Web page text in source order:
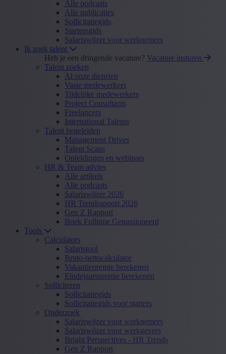
Alle podcasts
Alle publicaties
Sollicitatiegids
Startersgids
Salariswijzer voor werknemers
Ik zoek talent
Heb je een dringende vacature? Vacature insturen
Talent zoeken
Al onze diensten
Vaste medewerkers
Tijdelijke medewerkers
Project Consultants
Freelancers
International Talents
Talent begeleiden
Management Drives
Talent Scans
Opleidingen en webinars
HR & Team advies
Alle artikels
Alle podcasts
Salariswijzer 2026
HR Trendrapport 2026
Gen Z Rapport
Boek Fulltime Gepassioneerd
Tools
Calculators
Salaristool
Bruto-nettocalculator
Vakantiepremie berekenen
Eindejaarspremie berekenen
Solliciteren
Sollicitatiegids
Sollicitatiegids voor starters
Onderzoek
Salariswijzer voor werknemers
Salariswijzer voor werkgevers
Bright Perspectives - HR Trends
Gen Z Rapport